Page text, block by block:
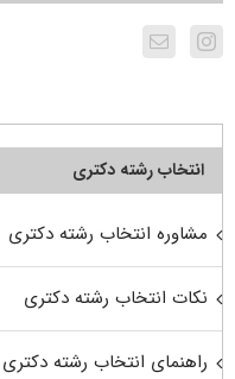
انتخاب رشته دکتری
مشاوره انتخاب رشته دکتری
نکات انتخاب رشته دکتری
راهنمای انتخاب رشته دکتری